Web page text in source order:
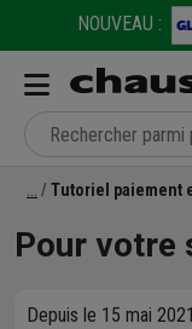
NOUVEAU :
Tutoriel paiement
Pour votre
Depuis le 15 mai